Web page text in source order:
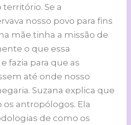
Se a
nosso povo para fins
mãe tinha a missão de
o que essa
fazia para que as
até onde nosso
Suzana explica que
antropólogos. Ela
de como os